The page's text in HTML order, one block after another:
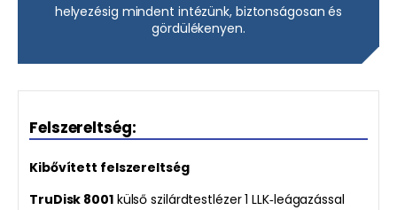
helyezésig mindent intézünk, biztonságosan és
gördülékenyen.
Felszereltség:
Kibővített felszereltség
TruDisk 8001külső szilárdtestlézer 1 LLK‑leágazással